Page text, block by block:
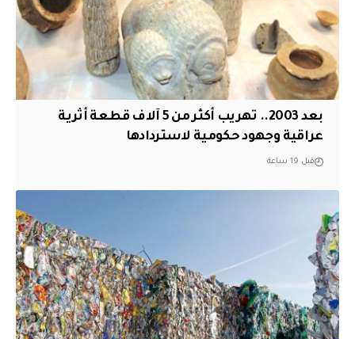
بعد 2003.. تهريب أكثر من 5 آلاف قطعة أثرية
عراقية وجهود حكومية لاستردادها
قبل 19 ساعة